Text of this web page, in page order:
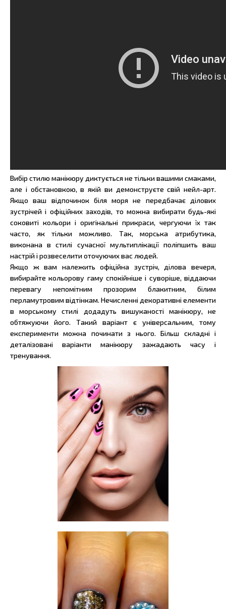
Вибір стилю манікюру диктується не тільки вашими смаками,
але і обстановкою, в якій ви демонструєте свій нейл-арт.
Якщо ваш відпочинок біля моря не передбачає ділових
зустрічей і офіційних заходів, то можна вибирати будь-які
соковиті кольори і оригінальні прикраси, чергуючи їх так
часто, як тільки можливо. Так, морська атрибутика,
виконана в стилі сучасної мультиплікації поліпшить ваш
настрій і розвеселити оточуючих вас людей.
Якщо ж вам належить офіційна зустріч, ділова вечеря,
вибирайте кольорову гаму спокійніше і суворіше, віддаючи
перевагу непомітним прозорим блакитним, білим
перламутровим відтінкам. Нечисленні декоративні елементи
в морському стилі додадуть вишуканості манікюру, не
обтяжуючи його. Такий варіант є універсальним, тому
експерименти можна починати з нього. Більш складні і
деталізовані варіанти манікюру зажадають часу і
тренування.